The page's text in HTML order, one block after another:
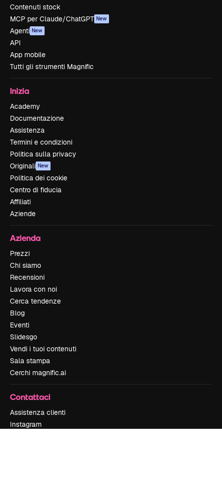
Contenuti stock
MCP per Claude/ChatGPT New
Agenti New
API
App mobile
Tutti gli strumenti Magnific
Inizia
Academy
Documentazione
Assistenza
Termini e condizioni
Politica sulla privacy
Originali New
Politica dei cookie
Centro di fiducia
Affiliati
Aziende
Azienda
Prezzi
Chi siamo
Recensioni
Lavora con noi
Cerca tendenze
Blog
Eventi
Slidesgo
Vendi i tuoi contenuti
Sala stampa
Cerchi magnific.ai
Contattaci
Assistenza clienti
Instagram